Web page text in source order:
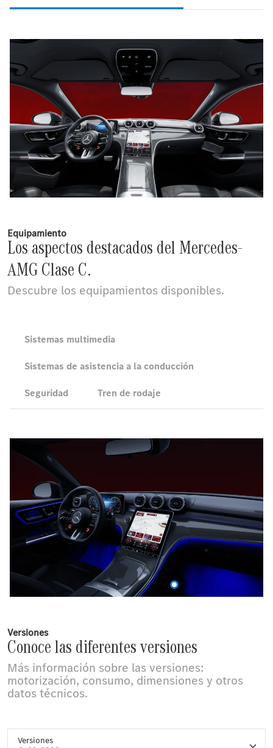
Equipamiento
Los aspectos destacados del Mercedes-
AMG Clase C.
Descubre los equipamientos disponibles.
Sistemas multimedia
Sistemas de asistencia a la conducción
Seguridad Tren de rodaje
Versiones
Conoce las diferentes versiones
Más información sobre las versiones:
motorización, consumo, dimensiones y otros
datos técnicos.
Versiones